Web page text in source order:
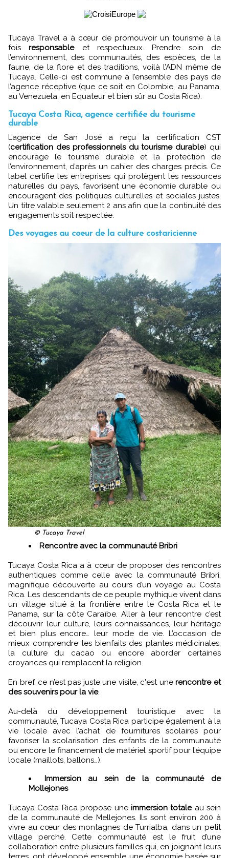
Tucaya Travel a à cœur de promouvoir un tourisme à la
foisresponsableet respectueux. Prendre soin de
l’environnement, des communautés, des espèces, de la
faune, de la flore et des traditions, voilà l’ADN même de
Tucaya. Celle-ci est commune à l’ensemble des pays de
l’agence réceptive (que ce soit en Colombie, au Panama,
au Venezuela, en Equateur et bien sûr au Costa Rica).
Tucaya Costa Rica, agence certifiée du tourisme
durable
L’agence de San José a reçu la certification CST
(certification des professionnels du tourisme durable) qui
encourage le tourisme durable et la protection de
l’environnement, d’après un cahier des charges précis. Ce
label certifie les entreprises qui protègent les ressources
naturelles du pays, favorisent une économie durable ou
encouragent des politiques culturelles et sociales justes.
Un titre valable seulement 2 ans afin que la continuité des
engagements soit respectée.
Des voyages au coeur de la culture costaricienne
© Tucaya Travel
Rencontre avec la communauté Bribri
Tucaya Costa Rica a à cœur de proposer des rencontres
authentiques comme celle avec la communauté Bribri,
magnifique découverte au cours d’un voyage au Costa
Rica. Les descendants de ce peuple mythique vivent dans
un village situé à la frontière entre le Costa Rica et le
Panama, sur la côte Caraïbe. Aller à leur rencontre c’est
découvrir leur culture, leurs connaissances, leur héritage
et bien plus encore… leur mode de vie. L’occasion de
mieux comprendre les bienfaits des plantes médicinales,
la culture du cacao ou encore aborder certaines
croyances qui remplacent la religion.
En bref, ce n’est pas juste une visite, c'est unerencontre et
des souvenirs pour la vie.
Au-delà du développement touristique avec la
communauté, Tucaya Costa Rica participe également à la
vie locale avec l’achat de fournitures scolaires pour
favoriser la scolarisation des enfants de la communauté
ou encore le financement de matériel sportif pour l’équipe
locale (maillots, ballons…).
Immersion au sein de la communauté de
Mollejones
Tucaya Costa Rica propose uneimmersion totaleau sein
de la communauté de Mellejones. Ils sont environ 200 à
vivre au cœur des montagnes de Turrialba, dans un petit
village perché. Cette communauté est le fruit d’une
collaboration entre plusieurs familles qui, en joignant leurs